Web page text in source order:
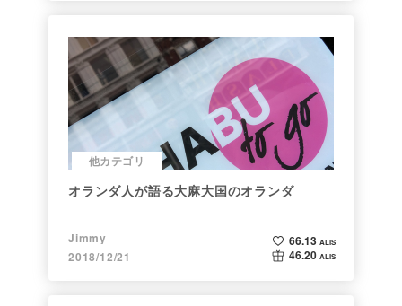
他カテゴリ
オランダ人が語る大麻大国のオランダ
Jimmy
2018/12/21
66.13 ALIS
46.20 ALIS